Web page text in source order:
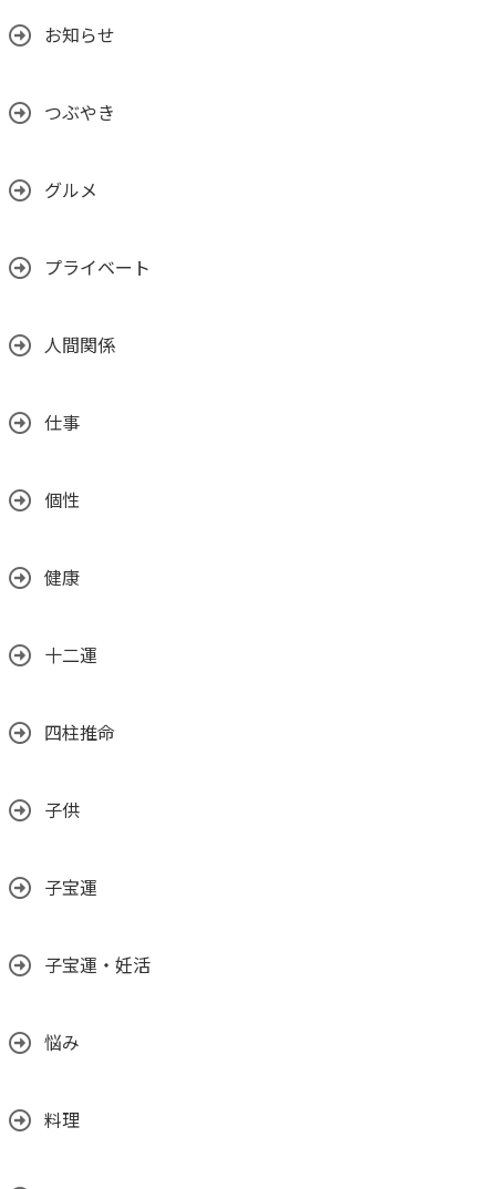
お知らせ
つぶやき
グルメ
プライベート
人間関係
仕事
個性
健康
十二運
四柱推命
子供
子宝運
子宝運・妊活
悩み
料理